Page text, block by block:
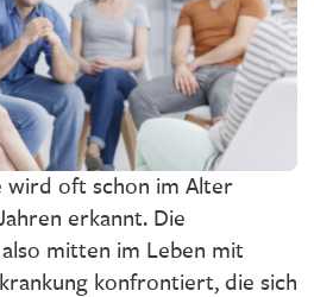
wird oft schon im Alter
erkannt. Die
mitten im Leben mit
konfrontiert, die sich